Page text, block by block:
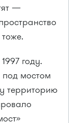
—
году.
под мостом
территорию